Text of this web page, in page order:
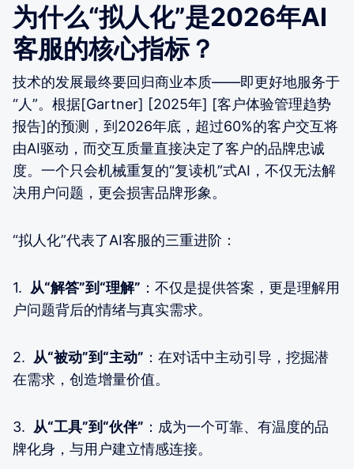
为什么“拟人化”是2026年AI
客服的核心指标？
技术的发展最终要回归商业本质——即更好地服务于
“人”。根据[Gartner] [2025年] [客户体验管理趋势
报告]的预测，到2026年底，超过60%的客户交互将
由AI驱动，而交互质量直接决定了客户的品牌忠诚
度。一个只会机械重复的“复读机”式AI，不仅无法解
决用户问题，更会损害品牌形象。
“拟人化”代表了AI客服的三重进阶：
1. 从“解答”到“理解” ：不仅是提供答案，更是理解用
户问题背后的情绪与真实需求。
2. 从“被动”到“主动” ：在对话中主动引导，挖掘潜
在需求，创造增量价值。
3. 从“工具”到“伙伴” ：成为一个可靠、有温度的品
牌化身，与用户建立情感连接。